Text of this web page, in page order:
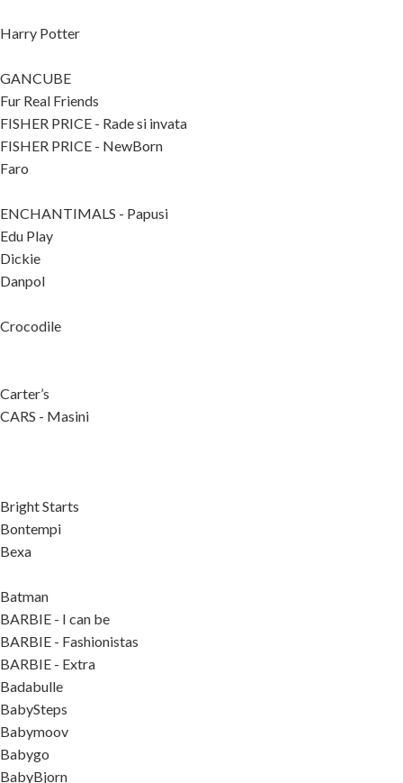
Harry Potter
GANCUBE
Fur Real Friends
FISHER PRICE - Rade si invata
FISHER PRICE - NewBorn
Faro
ENCHANTIMALS - Papusi
Edu Play
Dickie
Danpol
Crocodile
Carter’s
CARS - Masini
Bright Starts
Bontempi
Bexa
Batman
BARBIE - I can be
BARBIE - Fashionistas
BARBIE - Extra
Badabulle
BabySteps
Babymoov
Babygo
BabyBjorn